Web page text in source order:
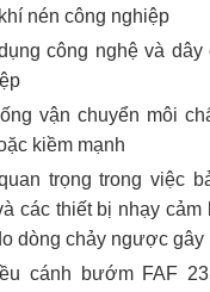
nén công nghiệp
công nghệ và dây
vận chuyển môi
kiềm mạnh
trọng trong việc
các thiết bị nhạy cảm
dòng chảy ngược gây
cánh bướm FAF